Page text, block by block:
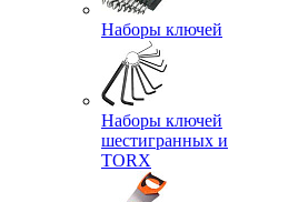
Наборы ключей
Наборы ключей
шестигранных и
TORX